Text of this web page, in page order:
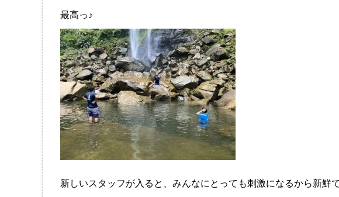
最高っ♪
新しいスタッフが入ると、みんなにとっても刺激になるから新鮮